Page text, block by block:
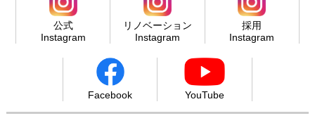
公式
Instagram
リノベーション
Instagram
採用
Instagram
Facebook YouTube